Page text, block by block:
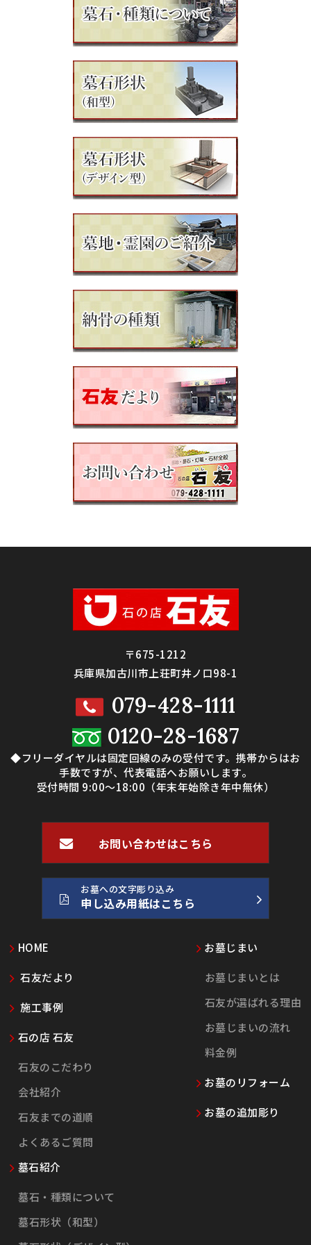
〒675-1212
兵庫県加古川市上荘町井ノ口98-1
079-428-1111
0120-28-1687
◆フリーダイヤルは固定回線のみの受付です。携帯からはお
手数ですが、代表電話へお願いします。
受付時間 9:00～18:00（年末年始除き年中無休）
お問い合わせはこちら
お墓への文字彫り込み
申し込み用紙はこちら
HOME
石友だより
施工事例
石の店 石友
石友のこだわり
会社紹介
石友までの道順
よくあるご質問
お墓じまい
お墓じまいとは
石友が選ばれる理由
お墓じまいの流れ
料金例
お墓のリフォーム
お墓の追加彫り
墓石紹介
墓石・種類について
墓石形状（和型）